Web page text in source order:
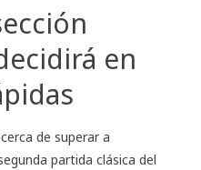
en
de superar a
partida clásica del